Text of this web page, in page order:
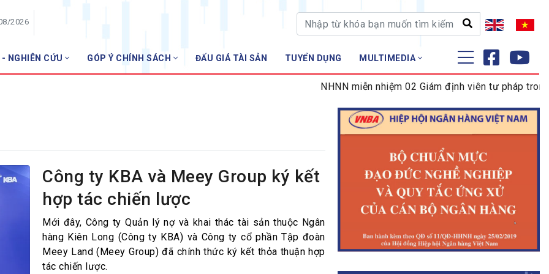
2026
NGHIÊN CỨU GÓP Ý CHÍNH SÁCH ĐẤU GIÁ TÀI SẢN TUYỂN DỤNG MULTIMEDIA
ĐÀO TẠO - NGHIÊN CỨU
Tập huấn
NHNN miễn nhiệm 02 Giám định viên tư pháp trong
Công ty KBA và Meey Group ký kết
hợp tác chiến lược
Mới đây, Công ty Quản lý nợ và khai thác tài sản thuộc Ngân
hàng Kiên Long (Công ty KBA) và Công ty cổ phần Tập đoàn
Meey Land (Meey Group) đã chính thức ký kết thỏa thuận hợp
tác chiến lược.